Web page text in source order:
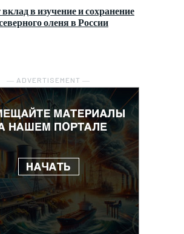
в изучение и сохранение
оленя в России
― ADVERTISEMENT ―